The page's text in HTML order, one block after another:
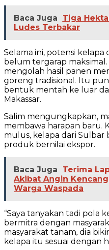
Baca Juga
Tiga
Ludes Terbakar
Selama ini, potensi
belum tergarap maksimal.
mengolah hasil panen
goreng tradisional. Itu
bentuk mentah ke luar
Makassar.
Salim mengungkapkan,
membawa harapan baru.
mulus, kelapa dari Sulbar
produk bernilai ekspor.
Baca Juga
Terima
Akibat Angin
Warga Waspada
“Saya tanyakan tadi pola
bermitra dengan
masyarakat tanam, dia
kelapa itu sesuai dengan